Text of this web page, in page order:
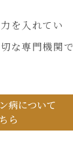
を入れてい
な専門機関で
病について
ら